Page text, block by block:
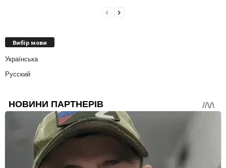
Вибір мови
Українська
Русский